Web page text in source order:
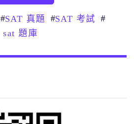
#SAT 真題 #SAT 考試 #
sat 題庫